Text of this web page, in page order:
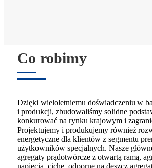
Co robimy
Dzięki wieloletniemu doświadczeniu w
i produkcji, zbudowaliśmy solidne
konkurować na rynku krajowym i
Projektujemy i produkujemy również
energetyczne dla klientów z segmentu
użytkowników specjalnych. Nasze
agregaty prądotwórcze z otwartą ramą,